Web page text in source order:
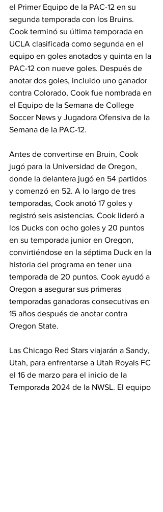
el Primer Equipo de la PAC-12 en su
segunda temporada con los Bruins.
Cook terminó su última temporada en
UCLA clasificada como segunda en el
equipo en goles anotados y quinta en la
PAC-12 con nueve goles. Después de
anotar dos goles, incluido uno ganador
contra Colorado, Cook fue nombrada en
el Equipo de la Semana de College
Soccer News y Jugadora Ofensiva de la
Semana de la PAC-12.
Antes de convertirse en Bruin, Cook
jugó para la Universidad de Oregon,
donde la delantera jugó en 54 partidos
y comenzó en 52. A lo largo de tres
temporadas, Cook anotó 17 goles y
registró seis asistencias. Cook lideró a
los Ducks con ocho goles y 20 puntos
en su temporada junior en Oregon,
convirtiéndose en la séptima Duck en la
historia del programa en tener una
temporada de 20 puntos. Cook ayudó a
Oregon a asegurar sus primeras
temporadas ganadoras consecutivas en
15 años después de anotar contra
Oregon State.
Las Chicago Red Stars viajarán a Sandy,
Utah, para enfrentarse a Utah Royals FC
el 16 de marzo para el inicio de la
Temporada 2024 de la NWSL. El equipo